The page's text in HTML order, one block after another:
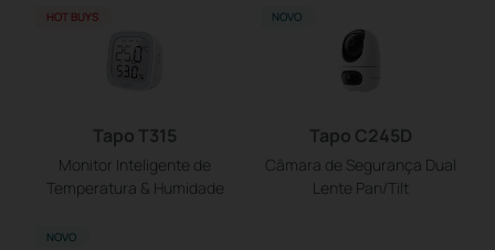
Tapo T315
Monitor Inteligente de
Temperatura & Humidade
HOT BUYS
Tapo C245D
Câmara de Segurança Dual
Lente Pan/Tilt
NOVO
NOVO